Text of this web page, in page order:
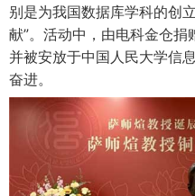
别是为我国数据库学科的创
献”。活动中，由电科金仓捐
并被安放于中国人民大学信
奋进。